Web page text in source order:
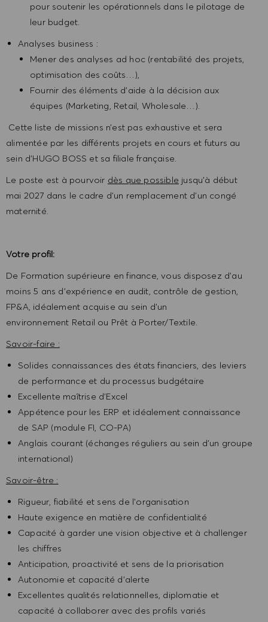
pour soutenir les opérationnels dans le pilotage de
leur budget.
Analyses business :
Mener des analyses ad hoc (rentabilité des projets,
optimisation des coûts…),
Fournir des éléments d’aide à la décision aux
équipes (Marketing, Retail, Wholesale…).
Cette liste de missions n’est pas exhaustive et sera
alimentée par les différents projets en cours et futurs au
sein d’HUGO BOSS et sa filiale française.
Le poste est à pourvoir dès que possible jusqu’à début
mai 2027 dans le cadre d’un remplacement d’un congé
maternité.
Votre profil:
De Formation supérieure en finance, vous disposez d’au
moins 5 ans d’expérience en audit, contrôle de gestion,
FP&A, idéalement acquise au sein d’un
environnement Retail ou Prêt à Porter/Textile.
Savoir-faire :
Solides connaissances des états financiers, des leviers
de performance et du processus budgétaire
Excellente maîtrise d’Excel
Appétence pour les ERP et idéalement connaissance
de SAP (module FI, CO-PA)
Anglais courant (échanges réguliers au sein d’un groupe
international)
Savoir-être :
Rigueur, fiabilité et sens de l’organisation
Haute exigence en matière de confidentialité
Capacité à garder une vision objective et à challenger
les chiffres
Anticipation, proactivité et sens de la priorisation
Autonomie et capacité d’alerte
Excellentes qualités relationnelles, diplomatie et
capacité à collaborer avec des profils variés